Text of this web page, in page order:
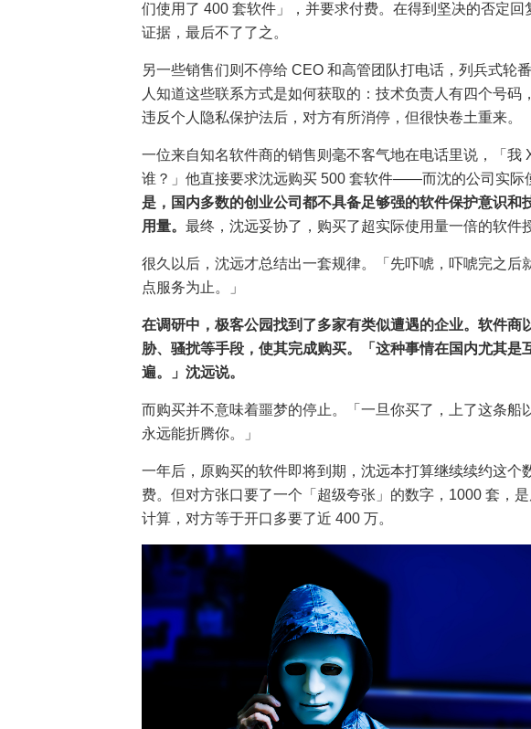
们使用了 400 套软件」，并要求付费。在得到坚决的否定
证据，最后不了了之。
另一些销售们则不停给 CEO 和高管团队打电话，列兵式轮
人知道这些联系方式是如何获取的：技术负责人有四个号码
违反个人隐私保护法后，对方有所消停，但很快卷土重来。
一位来自知名软件商的销售则毫不客气地在电话里说，「我
谁？」他直接要求沈远购买 500 套软件——而沈的公司实际
是，国内多数的创业公司都不具备足够强的软件保护意识和
用量。 最终，沈远妥协了，购买了超实际使用量一倍的软件
很久以后，沈远才总结出一套规律。「先吓唬，吓唬完之后
点服务为止。」
在调研中，极客公园找到了多家有类似遭遇的企业。软件商
胁、骚扰等手段，使其完成购买。「这种事情在国内尤其是
遍。」沈远说。
而购买并不意味着噩梦的停止。「一旦你买了，上了这条船
永远能折腾你。」
一年后，原购买的软件即将到期，沈远本打算继续续约这个
费。但对方张口要了一个「超级夸张」的数字，1000 套，
计算，对方等于开口多要了近 400 万。